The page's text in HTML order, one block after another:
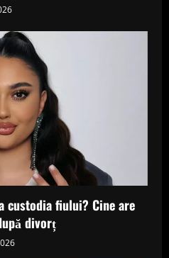
custodia fiului? Cine are
divorț